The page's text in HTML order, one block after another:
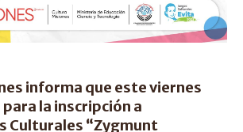
informa que este viernes
la inscripción a
Culturales “Zygmunt